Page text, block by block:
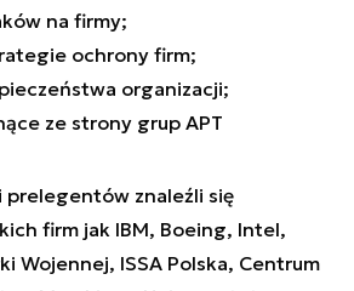
na firmy;
ochrony firm;
organizacji;
ze strony grup APT
znaleźli się
firm jak IBM, Boeing, Intel,
Wojennej, ISSA Polska, Centrum